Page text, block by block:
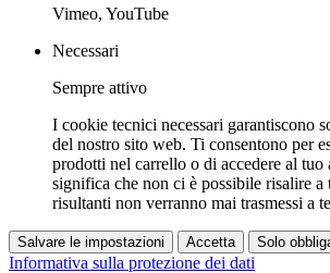
Vimeo, YouTube
Necessari
Sempre attivo
I cookie tecnici necessari garantiscono
del nostro sito web. Ti consentono per
prodotti nel carrello o di accedere al
significa che non ci è possibile risalire a
risultanti non verranno mai trasmessi a
Salvare le impostazioni Accetta Solo
Informativa sulla protezione dei dati